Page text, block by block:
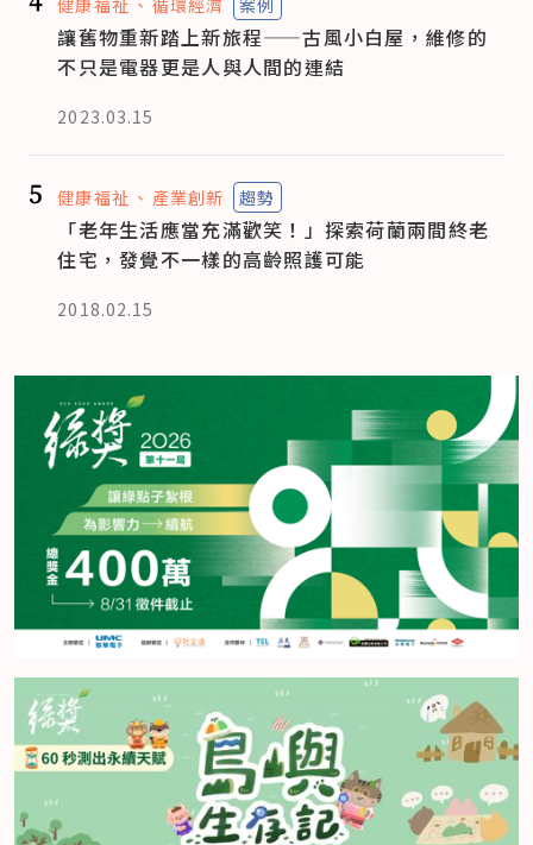
讓舊物重新踏上新旅程——古風小白屋，維修的
不只是電器更是人與人間的連結
2023.03.15
5 健康福祉 產業創新 趨勢
「老年生活應當充滿歡笑！」探索荷蘭兩間終老
住宅，發覺不一樣的高齡照護可能
2018.02.15